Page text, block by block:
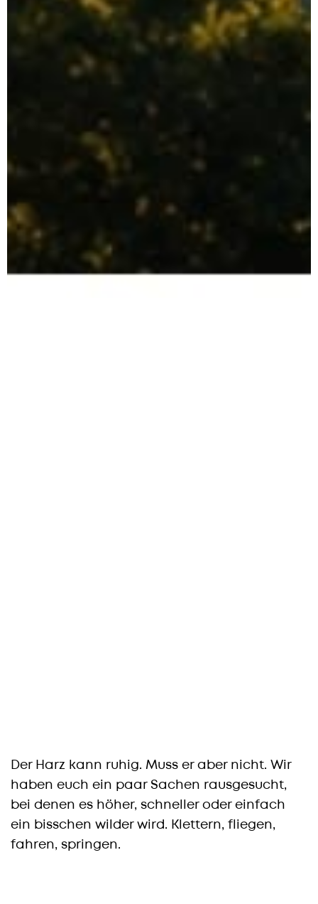
Der Harz kann ruhig. Muss er aber nicht. Wir
haben euch ein paar Sachen rausgesucht,
bei denen es höher, schneller oder einfach
ein bisschen wilder wird. Klettern, fliegen,
fahren, springen.